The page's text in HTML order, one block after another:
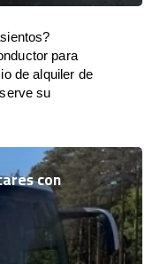
para
de alquiler de
su
con